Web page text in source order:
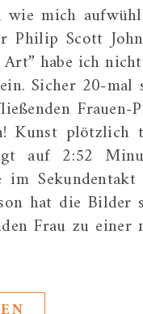
wie mich
Scott
habe ich
Sicher 20-
Frauen-
Kunst
auf 2:52
hat die Bilder
Frau zu einer